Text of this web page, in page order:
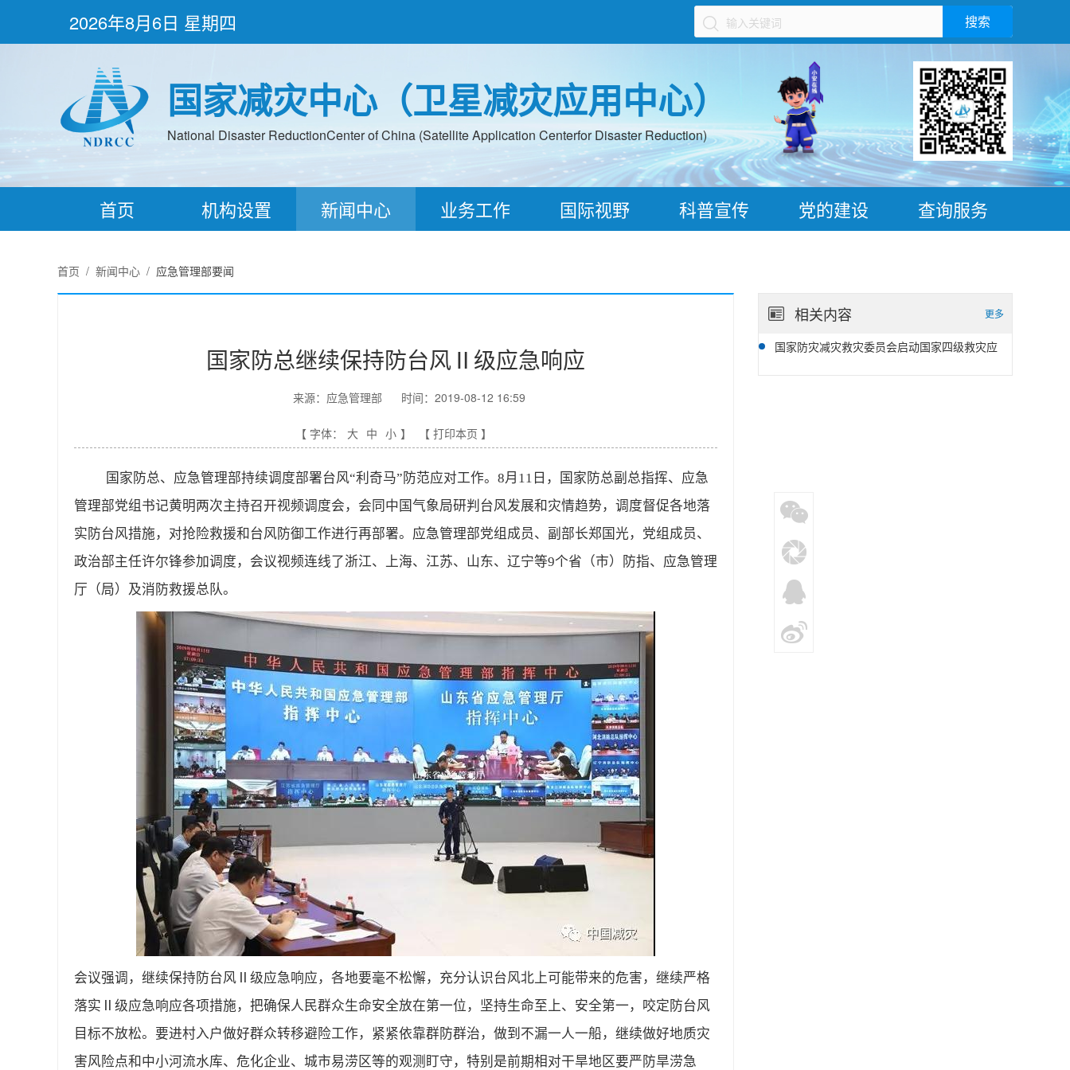
2026年8月6日 星期四 搜索
国家减灾中心（卫星减灾应用中心）
National Disaster ReductionCenter of China (Satellite Application Centerfor Disaster Reduction)
首页 机构设置 新闻中心 业务工作 国际视野 科普宣传 党的建设 查询服务
首页 / 新闻中心 / 应急管理部要闻
国家防总继续保持防台风Ⅱ级应急响应
来源：应急管理部 时间：2019-08-12 16:59
【 字体： 大 中 小 】 【 打印本页 】
国家防总、应急管理部持续调度部署台风“利奇马”防范应对工作。8月11日，国家防总副总指挥、应急
管理部党组书记黄明两次主持召开视频调度会，会同中国气象局研判台风发展和灾情趋势，调度督促各地落
实防台风措施，对抢险救援和台风防御工作进行再部署。应急管理部党组成员、副部长郑国光，党组成员、
政治部主任许尔锋参加调度，会议视频连线了浙江、上海、江苏、山东、辽宁等9个省（市）防指、应急管理
厅（局）及消防救援总队。
会议强调，继续保持防台风Ⅱ级应急响应，各地要毫不松懈，充分认识台风北上可能带来的危害，继续严格
落实Ⅱ级应急响应各项措施，把确保人民群众生命安全放在第一位，坚持生命至上、安全第一，咬定防台风
目标不放松。要进村入户做好群众转移避险工作，紧紧依靠群防群治，做到不漏一人一船，继续做好地质灾
害风险点和中小河流水库、危化企业、城市易涝区等的观测盯守，特别是前期相对干旱地区要严防旱涝急
相关内容 更多
国家防灾减灾救灾委员会启动国家四级救灾应